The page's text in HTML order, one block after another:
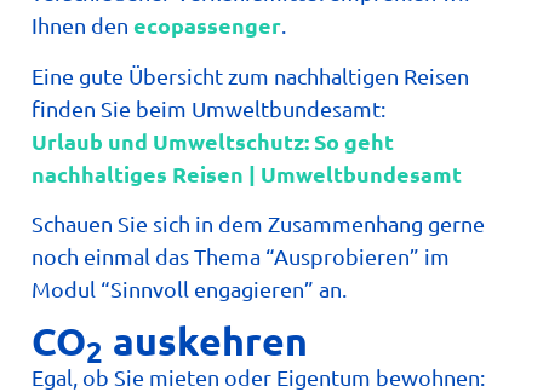
Ihnen den ecopassenger.
Eine gute Übersicht zum nachhaltigen Reisen
finden Sie beim Umweltbundesamt:
Urlaub und Umweltschutz: So geht
nachhaltiges Reisen | Umweltbundesamt
Schauen Sie sich in dem Zusammenhang gerne
noch einmal das Thema “Ausprobieren” im
Modul “Sinnvoll engagieren” an.
CO2 auskehren
Egal, ob Sie mieten oder Eigentum bewohnen: